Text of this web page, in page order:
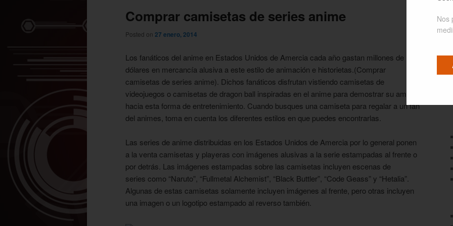
Comprar camisetas de series anime
Posted on 27 enero, 2014
Los fanáticos del anime en Estados Unidos de Amercia cada año gastan millones de
dólares en mercancía alusiva a este estilo de animación e historietas.(Comprar
camisetas de series anime). Dichos fanáticos disfrutan vistiendo camisetas de
videojuegos o camisetas de dragon ball inspiradas en el anime para demostrar su amor
hacia esta forma de entretenimiento. Cuando busques una camiseta para regalar a un fan
del animes, toma en cuenta los diferentes estilos en que puedes encontrarlas.
Las series de anime distribuidas en los Estados Unidos de Amercia por lo general ponen
a la venta camisetas y playeras con imágenes alusivas a la serie estampadas al frente o
por detrás. Las imágenes estampadas sobre las camisetas incluyen escenas de
series como “Naruto”, “Fullmetal Alchemist”, “Black Buttler”, “Code Geass” y “Hetalia”.
Algunas de estas camisetas solamente incluyen imágenes al frente, pero otras incluyen
una imagen o un logotipo estampado al reverso también.
Nos